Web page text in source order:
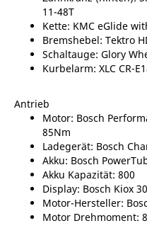
11-48T
Kette: KMC eGlide
Bremshebel: Tektro
Schaltauge: Glory
Kurbelarm: XLC CR-
Antrieb
Motor: Bosch
85Nm
Ladegerät: Bosch
Akku: Bosch
Akku Kapazität: 800
Display: Bosch Kiox
Motor-Hersteller:
Motor Drehmoment: